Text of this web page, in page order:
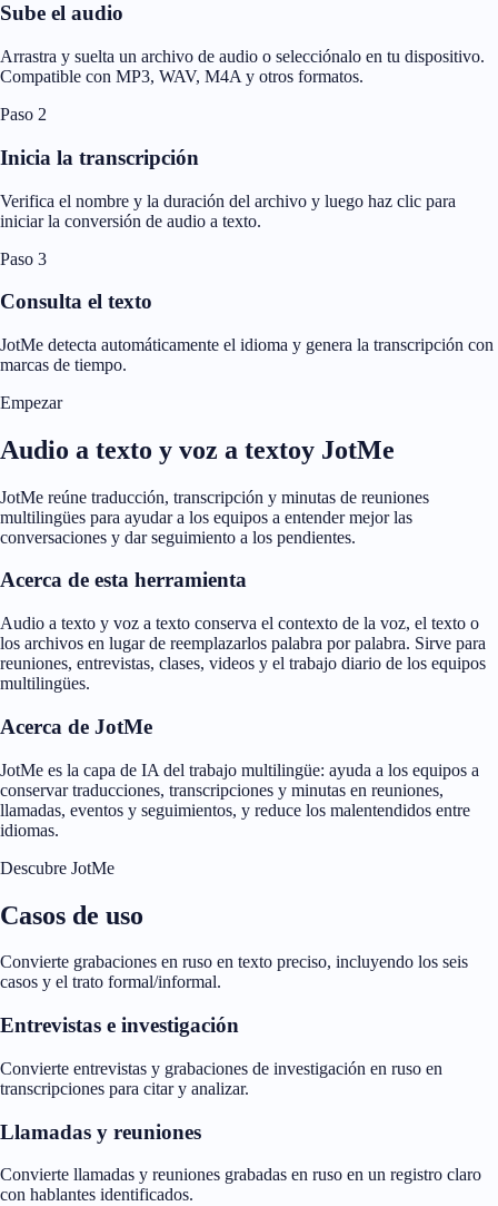
Sube el audio
Arrastra y suelta un archivo de audio o selecciónalo en tu dispositivo.
Compatible con MP3, WAV, M4A y otros formatos.
Paso 2
Inicia la transcripción
Verifica el nombre y la duración del archivo y luego haz clic para
iniciar la conversión de audio a texto.
Paso 3
Consulta el texto
JotMe detecta automáticamente el idioma y genera la transcripción con
marcas de tiempo.
Empezar
Audio a texto y voz a textoy JotMe
JotMe reúne traducción, transcripción y minutas de reuniones
multilingües para ayudar a los equipos a entender mejor las
conversaciones y dar seguimiento a los pendientes.
Acerca de esta herramienta
Audio a texto y voz a texto conserva el contexto de la voz, el texto o
los archivos en lugar de reemplazarlos palabra por palabra. Sirve para
reuniones, entrevistas, clases, videos y el trabajo diario de los equipos
multilingües.
Acerca de JotMe
JotMe es la capa de IA del trabajo multilingüe: ayuda a los equipos a
conservar traducciones, transcripciones y minutas en reuniones,
llamadas, eventos y seguimientos, y reduce los malentendidos entre
idiomas.
Descubre JotMe
Casos de uso
Convierte grabaciones en ruso en texto preciso, incluyendo los seis
casos y el trato formal/informal.
Entrevistas e investigación
Convierte entrevistas y grabaciones de investigación en ruso en
transcripciones para citar y analizar.
Llamadas y reuniones
Convierte llamadas y reuniones grabadas en ruso en un registro claro
con hablantes identificados.